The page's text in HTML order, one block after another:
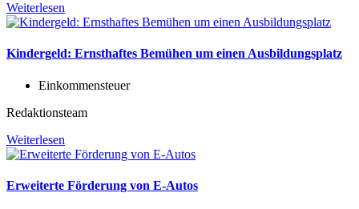
Weiterlesen
Kindergeld: Ernsthaftes Bemühen um einen Ausbildungsplatz
Einkommensteuer
Redaktionsteam
Weiterlesen
Erweiterte Förderung von E-Autos